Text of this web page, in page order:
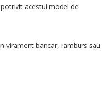
acestui model de
virament bancar, ramburs sau